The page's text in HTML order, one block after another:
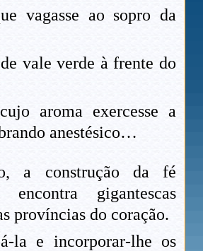
vagasse ao sopro da
vale verde à frente do
aroma exercesse a
anestésico…
a construção da fé
encontra gigantescas
províncias do coração.
la e incorporar-lhe os